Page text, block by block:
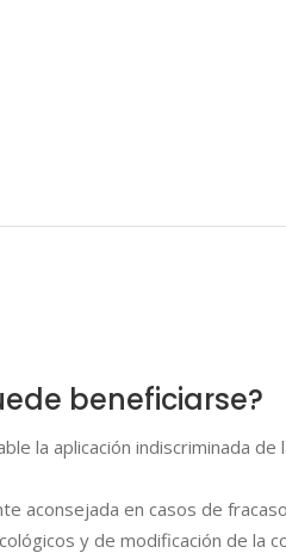
beneficiarse?
la aplicación indiscriminada
aconsejada en casos de
y de modificación de la